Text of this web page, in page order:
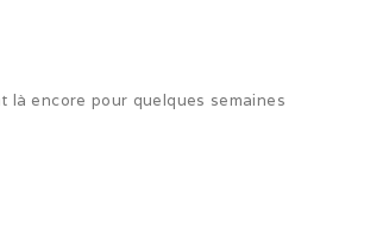
là encore pour quelques semaines